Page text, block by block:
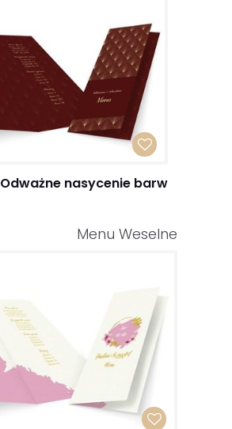
Odważne nasycenie barw
Menu Weselne